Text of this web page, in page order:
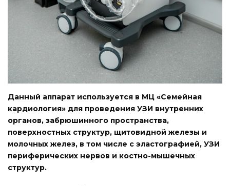
Данный аппарат используется в МЦ «Семейная
кардиология» для проведения УЗИ внутренних
органов, забрюшинного пространства,
поверхностных структур, щитовидной железы и
молочных желез, в том числе с эластографией, УЗИ
периферических нервов и костно-мышечных
структур.